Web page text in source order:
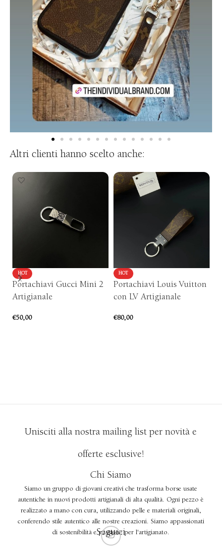
Altri clienti hanno scelto anche:
HOT
Portachiavi Gucci Mini 2
Artigianale
€50,00
HOT
Portachiavi Louis Vuitton
con LV Artigianale
€80,00
Unisciti alla nostra mailing list per novità e
offerte esclusive!
Chi Siamo
Siamo un gruppo di giovani creativi che trasforma borse usate
autentiche in nuovi prodotti artigianali di alta qualità. Ogni pezzo è
realizzato a mano con cura, utilizzando pelle e materiali originali,
conferendo stile autentico alle nostre creazioni. Siamo appassionati
di sostenibilità e passione per l'artigianato.
Seguici